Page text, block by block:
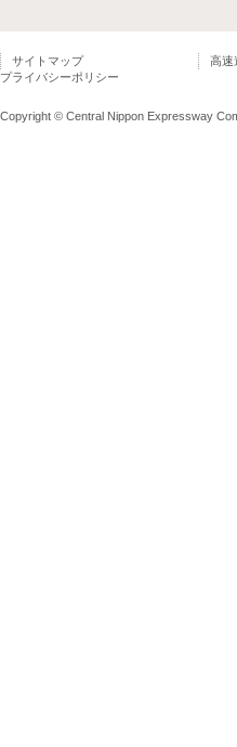
サイトマップ
高速
プライバシーポリシー
Copyright © Central Nippon Expressway